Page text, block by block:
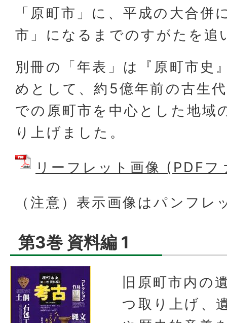
「原町市」に、平成の大合併
市」になるまでのすがたを追
別冊の「年表」は『原町市史
めとして、約5億年前の古生
での原町市を中心とした地域
り上げました。
リーフレット画像 (PDF
（注意）表示画像はパンフレ
第3巻 資料編 1
旧原町市内の
つ取り上げ、